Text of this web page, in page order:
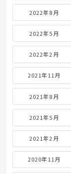
2022年8月
2022年5月
2022年2月
2021年11月
2021年8月
2021年5月
2021年2月
2020年11月